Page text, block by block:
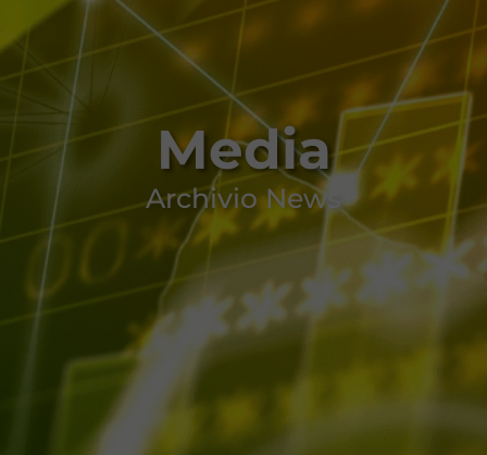
Media
Archivio News